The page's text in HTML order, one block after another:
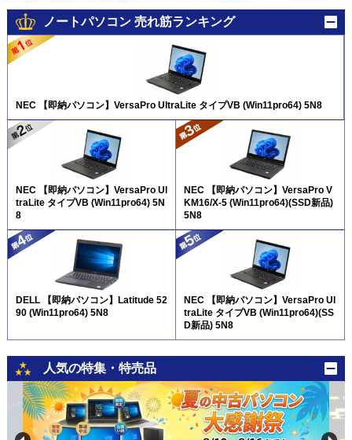
ノートパソコン 売れ筋ランキング
NEC 【即納パソコン】VersaPro UltraLite タイプVB (Win11pro64) 5N8
NEC 【即納パソコン】VersaPro Ul
traLite タイプVB (Win11pro64) 5N
8
NEC 【即納パソコン】VersaPro V
KM16/X-5 (Win11pro64)(SSD新品)
5N8
DELL 【即納パソコン】Latitude 52
90 (Win11pro64) 5N8
NEC 【即納パソコン】VersaPro Ul
traLite タイプVB (Win11pro64)(SS
D新品) 5N8
人気の特集・特売品